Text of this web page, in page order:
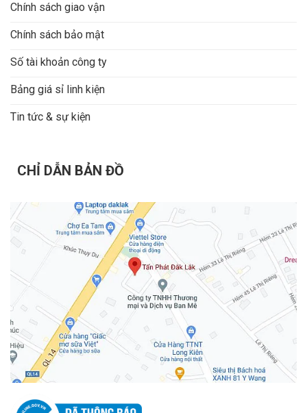
Chính sách giao vận
Chính sách bảo mật
Số tài khoản công ty
Bảng giá sỉ linh kiện
Tin tức & sự kiện
CHỈ DẪN BẢN ĐỒ